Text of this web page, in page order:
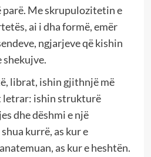
Me skrupulozitetin e
ai i dha formë, emër
ngjarjeve që kishin
shekujve.
librat, ishin gjithnjë më
letrar: ishin strukturë
dhe dëshmi e një
kurrë, as kur e
as kur e heshtën.